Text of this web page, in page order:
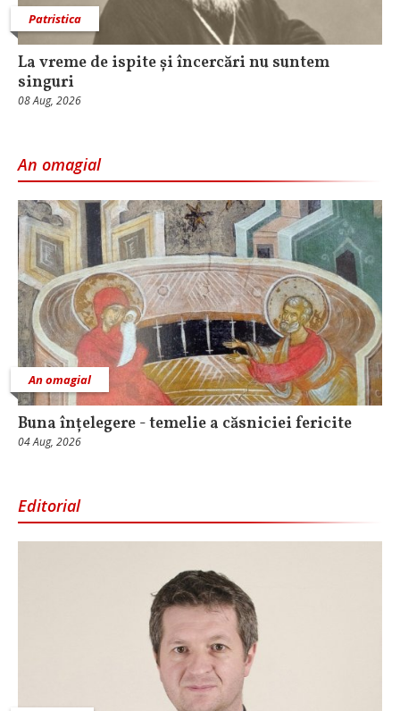
Patristica
La vreme de ispite și încercări nu suntem
singuri
08 Aug, 2026
An omagial
An omagial
Buna înțelegere - temelie a căsniciei fericite
04 Aug, 2026
Editorial